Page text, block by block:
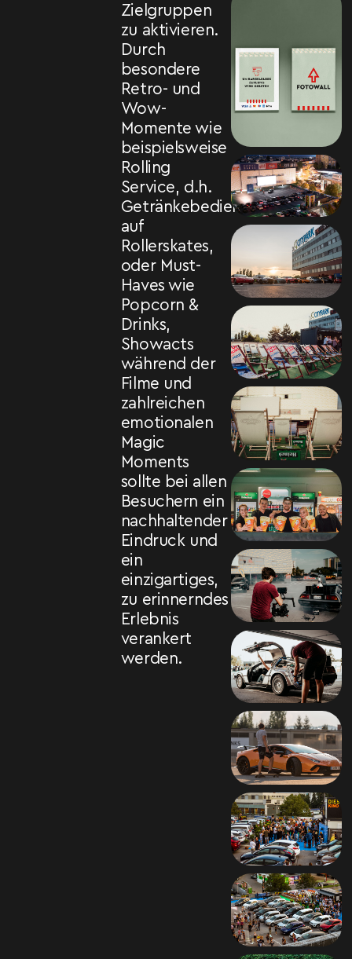
Zielgruppen
zu aktivieren.
Durch
besondere
Retro- und
Wow-
Momente wie
beispielsweise
Rolling
Service, d.h.
Getränkebedienung
auf
Rollerskates,
oder Must-
Haves wie
Popcorn &
Drinks,
Showacts
während der
Filme und
zahlreichen
emotionalen
Magic
Moments
sollte bei allen
Besuchern ein
nachhaltender
Eindruck und
ein
einzigartiges,
zu erinnerndes
Erlebnis
verankert
werden.